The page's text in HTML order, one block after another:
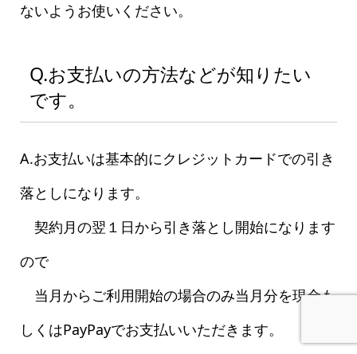
ないようお使いください。
Q.お支払いの方法などが知りたい
です。
A.お支払いは基本的にクレジットカードでの引き
落としになります。
契約月の翌１日から引き落とし開始になります
ので
当月からご利用開始の場合のみ当月分を現金も
しくはPayPayでお支払いいただきます。